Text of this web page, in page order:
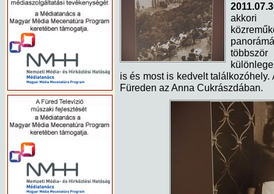
akkori
is és most is kedvelt
Füreden az Anna Cukrászdában.